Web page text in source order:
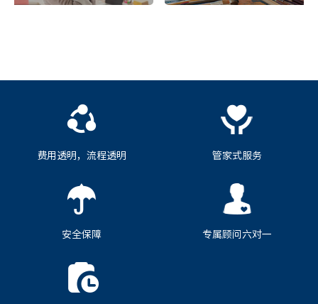
费用透明，流程透明 管家式服务
安全保障 专属顾问六对一